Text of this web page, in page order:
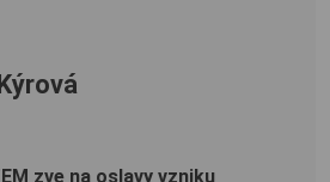
zve na oslavy vzniku